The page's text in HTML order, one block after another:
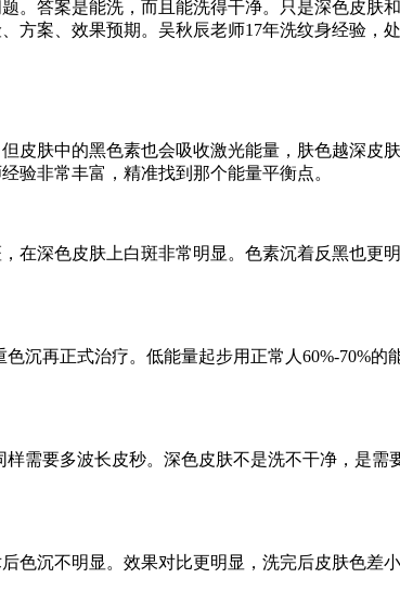
。答案是能洗，而且能洗得干净。只是深色皮肤
案、效果预期。吴秋辰老师17年洗纹身经验，
皮肤中的黑色素也会吸收激光能量，肤色越深皮
验非常丰富，精准找到那个能量平衡点。
在深色皮肤上白斑非常明显。色素沉着反黑也更
沉再正式治疗。低能量起步用正常人60%-70%
需要多波长皮秒。深色皮肤不是洗不干净，是
沉不明显。效果对比更明显，洗完后皮肤色差